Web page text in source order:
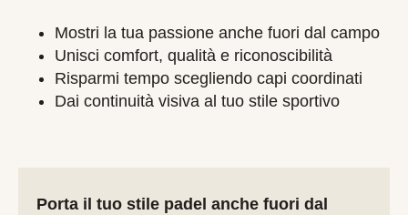
Mostri la tua passione anche fuori dal campo
Unisci comfort, qualità e riconoscibilità
Risparmi tempo scegliendo capi coordinati
Dai continuità visiva al tuo stile sportivo
Porta il tuo stile padel anche fuori dal